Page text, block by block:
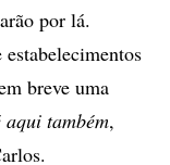
por lá.
breve uma
também,